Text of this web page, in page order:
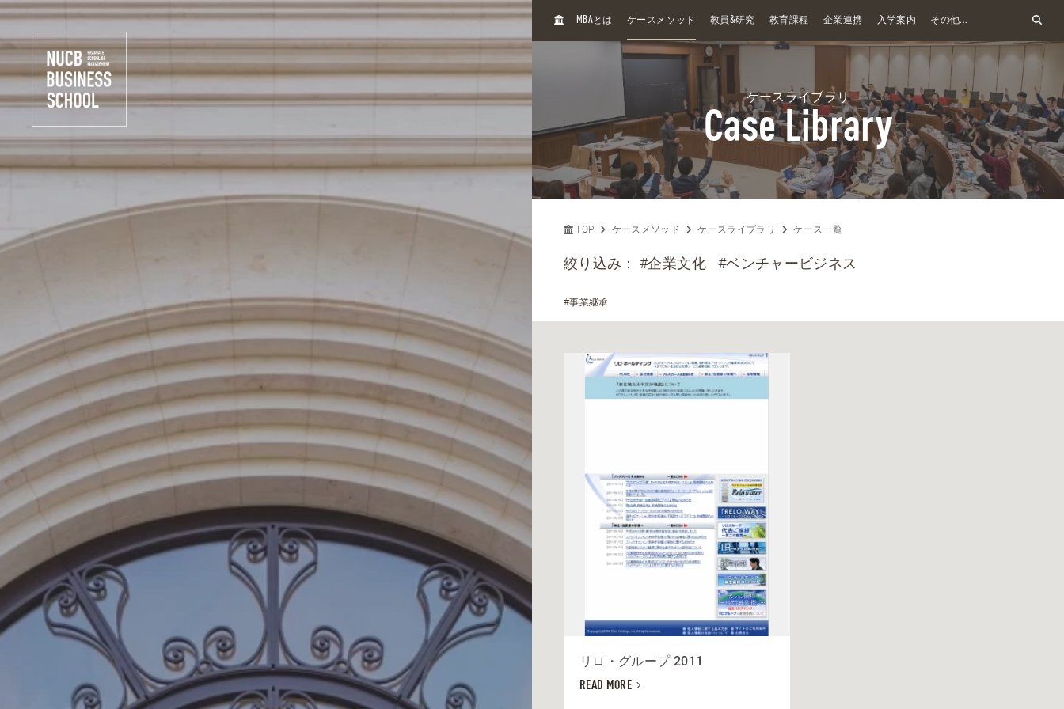
H
MBAとは ケースメソッド 教員&研究 教育課程 企業連携 入学案内 その他...
ケースライブラリ
Case Library
TOP ケースメソッド ケースライブラリ ケース一覧
絞り込み：#企業文化 #ベンチャービジネス
#事業継承
リロ・グループ 2011
READ MORE